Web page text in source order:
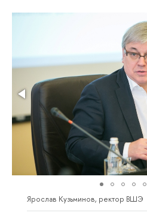
Ярослав Кузьминов, ректор ВШЭ